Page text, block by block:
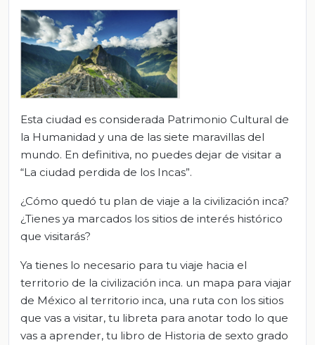
Esta ciudad es considerada Patrimonio Cultural de
la Humanidad y una de las siete maravillas del
mundo. En definitiva, no puedes dejar de visitar a
“La ciudad perdida de los Incas”.
¿Cómo quedó tu plan de viaje a la civilización inca?
¿Tienes ya marcados los sitios de interés histórico
que visitarás?
Ya tienes lo necesario para tu viaje hacia el
territorio de la civilización inca. un mapa para viajar
de México al territorio inca, una ruta con los sitios
que vas a visitar, tu libreta para anotar todo lo que
vas a aprender, tu libro de Historia de sexto grado